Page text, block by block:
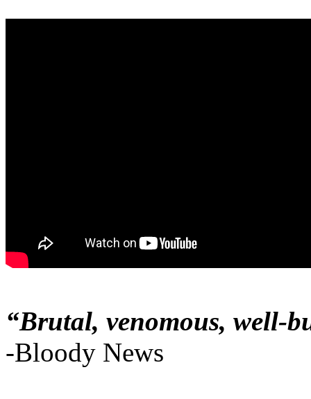
“Brutal, venomous, well-
-Bloody News